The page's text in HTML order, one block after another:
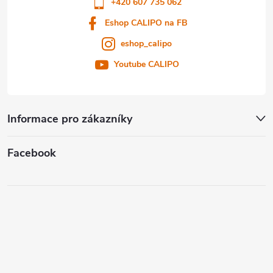
Informace pro zákazníky
Eshop CALIPO na FB
eshop_calipo
Youtube CALIPO
Facebook